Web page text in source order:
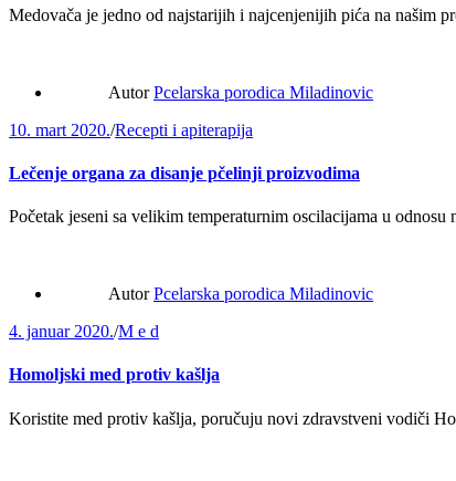
Medovača je jedno od najstarijih i najcenjenijih pića na našim
AutorPcelarska porodica Miladinovic
10. mart 2020./Recepti i apiterapija
Lečenje organa za disanje pčelinji proizvodima
Početak jeseni sa velikim temperaturnim oscilacijama u
AutorPcelarska porodica Miladinovic
4. januar 2020./M e d
Homoljski med protiv kašlja
Koristite med protiv kašlja, poručuju novi zdravstveni vodiči